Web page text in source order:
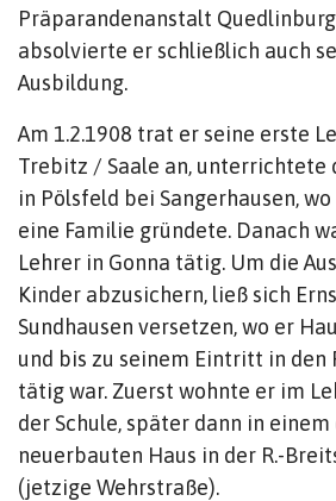
Präparandenanstalt Quedlinburg
absolvierte er schließlich auch
Ausbildung.
Am 1.2.1908 trat er seine erste
Trebitz / Saale an, unterrichtete
in Pölsfeld bei Sangerhausen,
eine Familie gründete. Danach
Lehrer in Gonna tätig. Um die
Kinder abzusichern, ließ sich
Sundhausen versetzen, wo er
und bis zu seinem Eintritt in den
tätig war. Zuerst wohnte er im
der Schule, später dann in einem
neuerbauten Haus in der R.-
(jetzige Wehrstraße).